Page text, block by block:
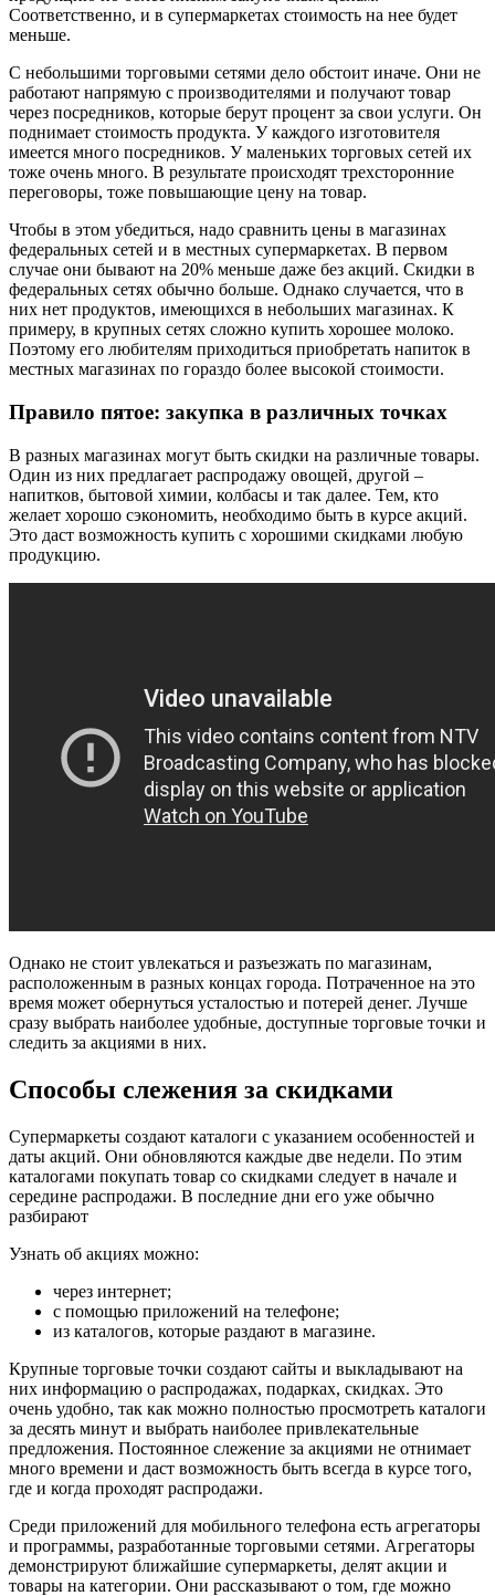
Соответственно, и в супермаркетах стоимость на нее будет
меньше.
С небольшими торговыми сетями дело обстоит иначе. Они не
работают напрямую с производителями и получают товар
через посредников, которые берут процент за свои услуги. Он
поднимает стоимость продукта. У каждого изготовителя
имеется много посредников. У маленьких торговых сетей их
тоже очень много. В результате происходят трехсторонние
переговоры, тоже повышающие цену на товар.
Чтобы в этом убедиться, надо сравнить цены в магазинах
федеральных сетей и в местных супермаркетах. В первом
случае они бывают на 20% меньше даже без акций. Скидки в
федеральных сетях обычно больше. Однако случается, что в
них нет продуктов, имеющихся в небольших магазинах. К
примеру, в крупных сетях сложно купить хорошее молоко.
Поэтому его любителям приходиться приобретать напиток в
местных магазинах по гораздо более высокой стоимости.
Правило пятое: закупка в различных точках
В разных магазинах могут быть скидки на различные товары.
Один из них предлагает распродажу овощей, другой –
напитков, бытовой химии, колбасы и так далее. Тем, кто
желает хорошо сэкономить, необходимо быть в курсе акций.
Это даст возможность купить с хорошими скидками любую
продукцию.
Однако не стоит увлекаться и разъезжать по магазинам,
расположенным в разных концах города. Потраченное на это
время может обернуться усталостью и потерей денег. Лучше
сразу выбрать наиболее удобные, доступные торговые точки и
следить за акциями в них.
Способы слежения за скидками
Супермаркеты создают каталоги с указанием особенностей и
даты акций. Они обновляются каждые две недели. По этим
каталогами покупать товар со скидками следует в начале и
середине распродажи. В последние дни его уже обычно
разбирают
Узнать об акциях можно:
через интернет;
с помощью приложений на телефоне;
из каталогов, которые раздают в магазине.
Крупные торговые точки создают сайты и выкладывают на
них информацию о распродажах, подарках, скидках. Это
очень удобно, так как можно полностью просмотреть каталоги
за десять минут и выбрать наиболее привлекательные
предложения. Постоянное слежение за акциями не отнимает
много времени и даст возможность быть всегда в курсе того,
где и когда проходят распродажи.
Среди приложений для мобильного телефона есть агрегаторы
и программы, разработанные торговыми сетями. Агрегаторы
демонстрируют ближайшие супермаркеты, делят акции и
товары на категории. Они рассказывают о том, где можно